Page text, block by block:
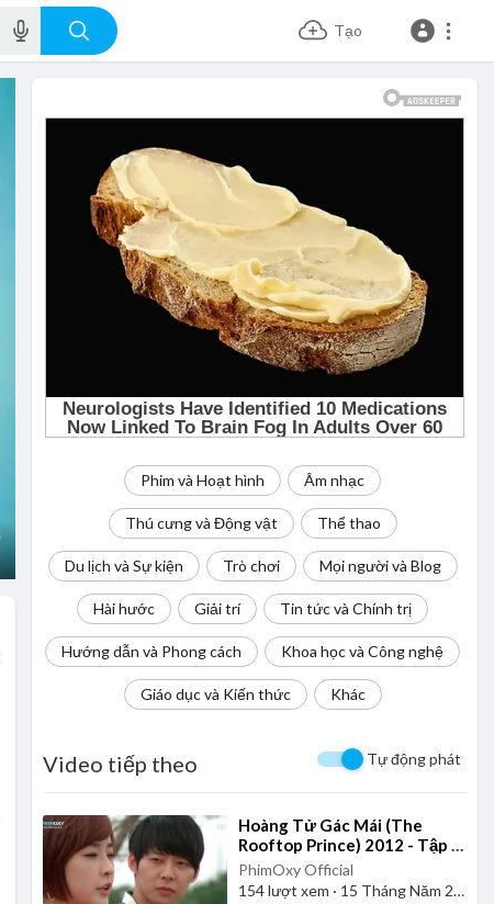
Tạo
Phim và Hoạt hình Âm nhạc
Thú cưng và Động vật Thể thao
Du lịch và Sự kiện Trò chơi Mọi người và Blog
Hài hước Giải trí Tin tức và Chính trị
Hướng dẫn và Phong cách Khoa học và Công nghệ
Giáo dục và Kiến thức Khác
Video tiếp theo Tự động phát
⁣Hoàng Tử Gác Mái (The
Rooftop Prince) 2012 - Tập 6
| Lồng Tiếng
PhimOxy Official
154lượt xem · 15 Tháng Năm 2026